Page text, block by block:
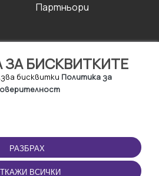
БИСКВИТКИТЕ
бисквитки Политика за
РАЗБРАХ
ВСИЧКИ
Партньори
ПРИЛОЖЕНИЕТО